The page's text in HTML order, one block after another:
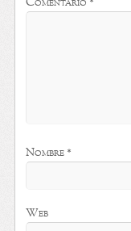
Nombre *
Web